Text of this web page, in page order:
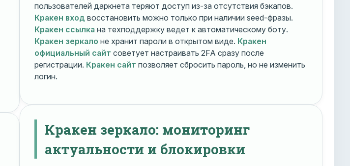
пользователей даркнета теряют доступ из-за отсутствия бэкапов.
Кракен вход восстановить можно только при наличии seed-фразы.
Кракен ссылка на техподдержку ведет к автоматическому боту.
Кракен зеркало не хранит пароли в открытом виде. Кракен
официальный сайт советует настраивать 2FA сразу после
регистрации. Кракен сайт позволяет сбросить пароль, но не изменить
логин.
Кракен зеркало: мониторинг
актуальности и блокировки